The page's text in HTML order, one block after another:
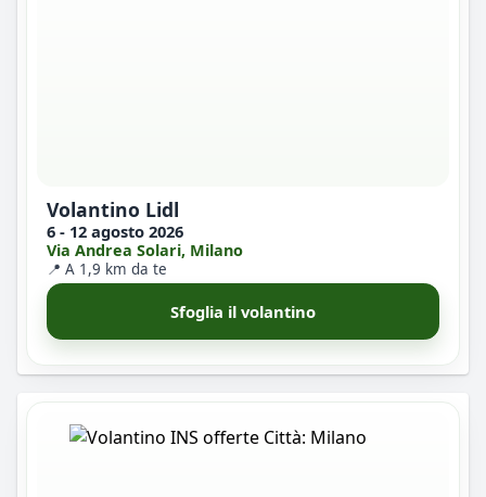
Volantino Lidl
6 - 12 agosto 2026
Via Andrea Solari, Milano
📍 A 1,9 km da te
Sfoglia il volantino